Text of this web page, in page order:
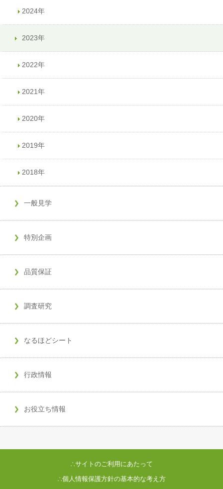
2024年
2023年
2022年
2021年
2020年
2019年
2018年
一般見学
特別企画
品質保証
調査研究
なるほどシート
行政情報
お役立ち情報
∴サイトのご利用にあたって
∴個人情報保護方針の基本的な考え方